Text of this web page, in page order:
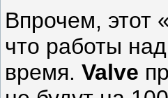
Впрочем, этот
что работы
время. Valve